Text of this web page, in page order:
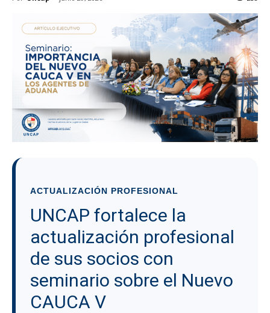
ACTUALIZACIÓN PROFESIONAL
UNCAP fortalece la
actualización profesional
de sus socios con
seminario sobre el Nuevo
CAUCA V